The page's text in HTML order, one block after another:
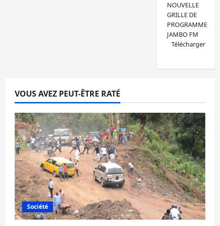
NOUVELLE
GRILLE DE
PROGRAMME
JAMBO FM
Télécharger
VOUS AVEZ PEUT-ÊTRE RATÉ
Société